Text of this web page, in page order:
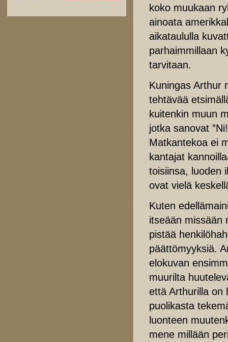
koko muukaan
ainoata
aikataululla
parhaimmillaan
tarvitaan.
Kuningas Arthur
tehtävää
kuitenkin muun
jotka sanovat
Matkantekoa ei
kantajat
toisiinsa, luoden
ovat vielä
Kuten
itseään missään
pistää
päättömyyksiä.
elokuvan
muurilta
että Arthurilla on
puolikasta
luonteen
mene millään